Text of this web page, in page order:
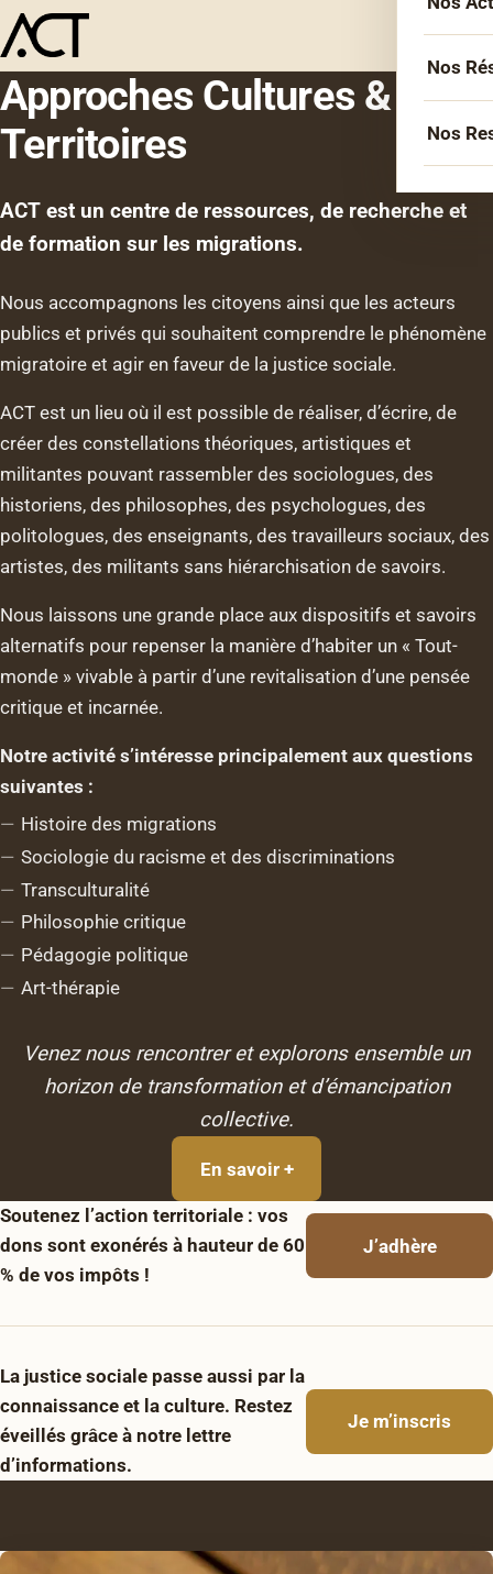
Nos
Nos
Les
Approches Cultures &
Territoires
ACT est un centre de ressources, de recherche et
de formation sur les migrations.
Nous accompagnons les citoyens ainsi que les acteurs
publics et privés qui souhaitent comprendre le phénomène
migratoire et agir en faveur de la justice sociale.
ACT est un lieu où il est possible de réaliser, d’écrire, de
créer des constellations théoriques, artistiques et
militantes pouvant rassembler des sociologues, des
historiens, des philosophes, des psychologues, des
politologues, des enseignants, des travailleurs sociaux, des
artistes, des militants sans hiérarchisation de savoirs.
Nous laissons une grande place aux dispositifs et savoirs
alternatifs pour repenser la manière d’habiter un « Tout-
monde » vivable à partir d’une revitalisation d’une pensée
critique et incarnée.
Notre activité s’intéresse principalement aux questions
suivantes :
Histoire des migrations
Sociologie du racisme et des discriminations
Transculturalité
Philosophie critique
Pédagogie politique
Art-thérapie
Venez nous rencontrer et explorons ensemble un
horizon de transformation et d’émancipation
collective.
En savoir +
Soutenez l’action territoriale : vos
dons sont exonérés à hauteur de 60
% de vos impôts !
J’adhère
La justice sociale passe aussi par la
connaissance et la culture. Restez
éveillés grâce à notre lettre
d’informations.
Je m’inscris